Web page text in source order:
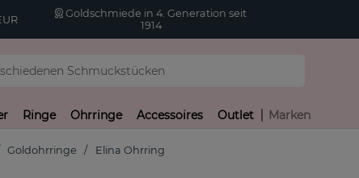
Goldschmiede in 4. Generation seit
1914
Ringe Ohrringe Accessoires Outlet Marken
Goldohrringe Elina Ohrring